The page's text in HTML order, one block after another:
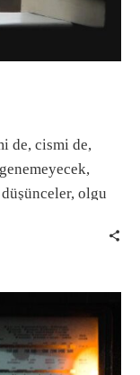
de, cismi de,
olgu